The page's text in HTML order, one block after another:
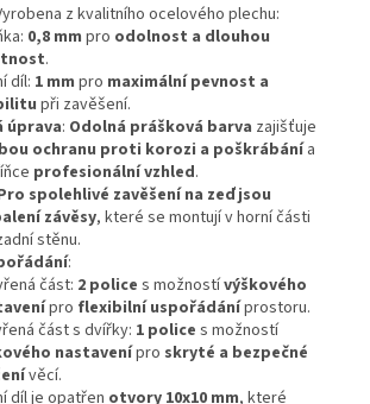
z kvalitního ocelového plechu:
0,8 mm pro odolnost a dlouhou
.
díl: 1 mm pro maximální pevnost a
při zavěšení.
úprava: Odolná prášková barva zajišťuje
ochranu proti korozi a poškrábánía
profesionální vzhled.
spolehlivé zavěšení na zeď jsou
závěsy, které se montují v horní části
stěnu.
:
část: 2 police s možnostívýškového
pro flexibilní uspořádáníprostoru.
část s dvířky: 1 police s možností
nastavenípro skryté a bezpečné
věcí.
díl je opatřen otvory 10x10 mm, které